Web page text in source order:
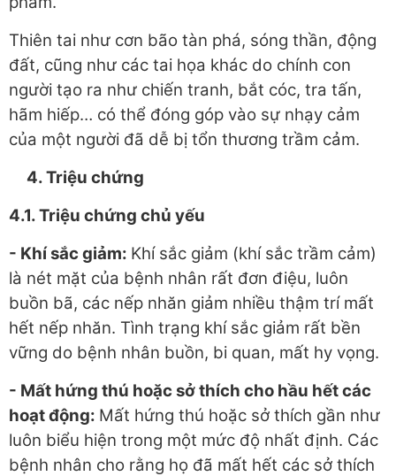
Thiên tai như cơn bão tàn phá, sóng thần, động
đất, cũng như các tai họa khác do chính con
người tạo ra như chiến tranh, bắt cóc, tra tấn,
hãm hiếp… có thể đóng góp vào sự nhạy cảm
của một người đã dễ bị tổn thương trầm cảm.
4. Triệu chứng
4.1. Triệu chứng chủ yếu
- Khí sắc giảm: Khí sắc giảm (khí sắc trầm cảm)
là nét mặt của bệnh nhân rất đơn điệu, luôn
buồn bã, các nếp nhăn giảm nhiều thậm trí mất
hết nếp nhăn. Tình trạng khí sắc giảm rất bền
vững do bệnh nhân buồn, bi quan, mất hy vọng.
- Mất hứng thú hoặc sở thích cho hầu hết các
hoạt động: Mất hứng thú hoặc sở thích gần như
luôn biểu hiện trong một mức độ nhất định. Các
bệnh nhân cho rằng họ đã mất hết các sở thích